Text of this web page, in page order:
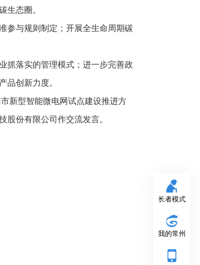
生态圈。
参与规则制定；开展全生命周期碳
抓落实的管理模式；进一步完善政
品创新力度。
新型智能微电网试点建设推进方
份有限公司作交流发言。
长者模式
我的常州